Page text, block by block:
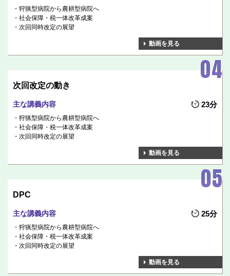
狩猟型病院から農耕型病院へ
社会保障・税一体改革成案
次回同時改定の展望
動画を見る
次回改定の動き
主な講義内容 23分
狩猟型病院から農耕型病院へ
社会保障・税一体改革成案
次回同時改定の展望
動画を見る
DPC
主な講義内容 25分
狩猟型病院から農耕型病院へ
社会保障・税一体改革成案
次回同時改定の展望
動画を見る